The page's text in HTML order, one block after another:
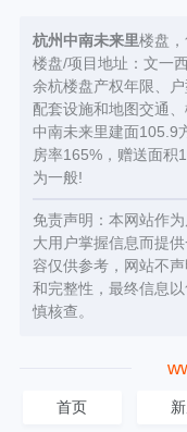
杭州中南未来里楼盘
楼盘/项目地址：文一
余杭楼盘产权年限、
配套设施和地图交通
中南未来里建面105.9
房率165%，赠送面积
为一般!
免责声明：本网站作
大用户掌握信息而提
容仅供参考，网站不
和完整性，最终信息
慎核查。
首页